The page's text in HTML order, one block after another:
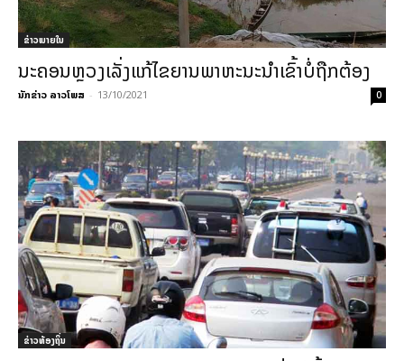
ຂ່າວພາຍ​ໃນ
ນະຄອນຫຼວງເລັ່ງແກ້ໄຂຍານພາຫະນະນຳເຂົ້າບໍ່ຖືກຕ້ອງ
ນັກຂ່າວ ລາວໂພສ - 13/10/2021 0
ຂ່າວທ້ອງຖິ່ນ